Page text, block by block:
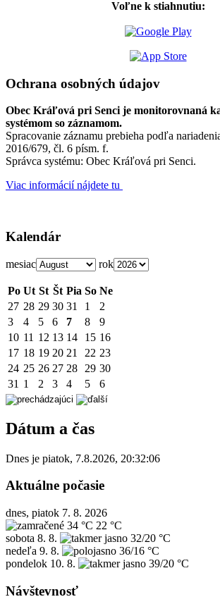
Voľne k stiahnutiu:
Ochrana osobných údajov
Obec Kráľová pri Senci je monitorovnaná
systémom so záznamom.
Spracovanie záznamu prebieha podľa
2016/679, čl. 6 písm. f.
Správca systému: Obec Kráľová pri Senci.
Viac informácií nájdete tu
Kalendár
mesiac rok
Po Ut St Št Pia So Ne
27 28 29 30 31 1
2
3
4 5 6 7 8
9
10 11 12 13 14 15 16
17 18 19 20 21 22 23
24 25 26 27 28 29 30
31 1 2 3 4 5 6
Dátum a čas
Dnes je piatok, 7.8.2026, 20:32:06
Aktuálne počasie
dnes, piatok 7. 8. 2026
34 °C 22 °C
sobota 8. 8.
32/20 °C
nedeľa 9. 8.
36/16 °C
pondelok 10. 8. 39/20 °C
Návštevnosť